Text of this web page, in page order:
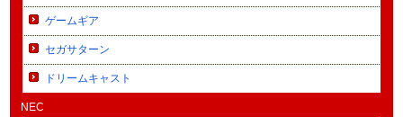
ゲームギア
セガサターン
ドリームキャスト
NEC